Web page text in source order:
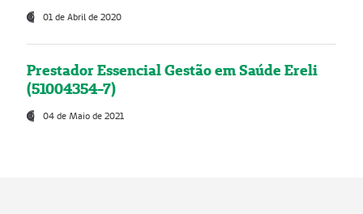
01 de Abril de 2020
Prestador Essencial Gestão em Saúde Ereli
(51004354-7)
04 de Maio de 2021